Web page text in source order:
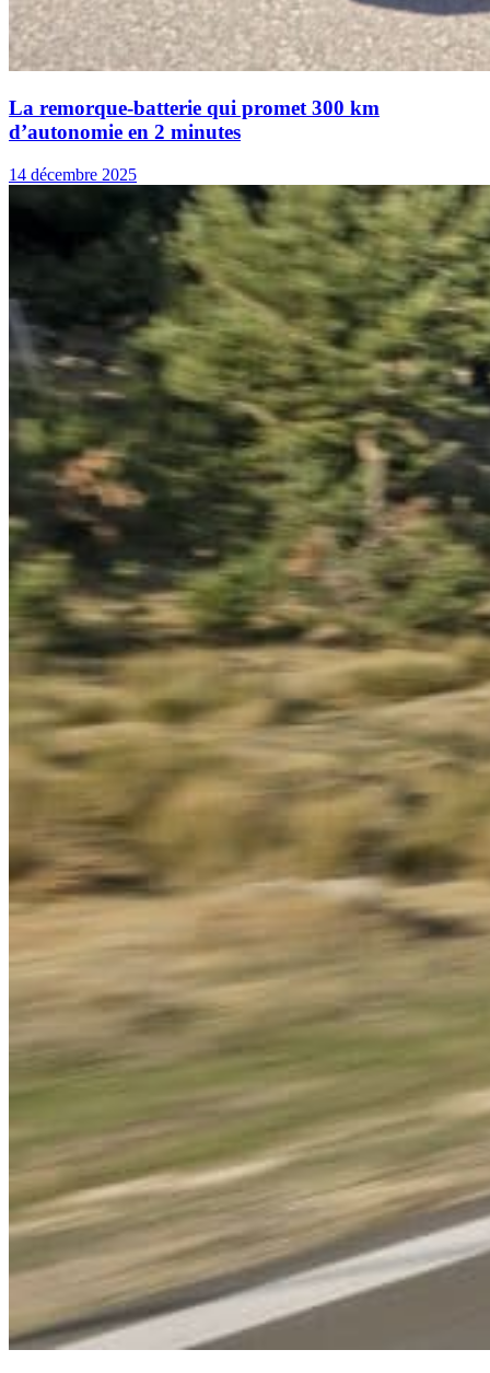
La remorque-batterie qui promet 300 km
d’autonomie en 2 minutes
14 décembre 2025